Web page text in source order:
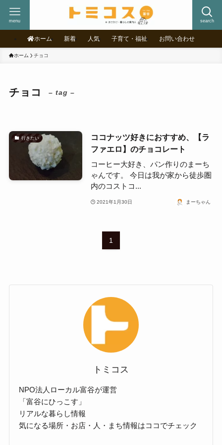
search
menu
ホーム 新着 人気 子育て・福祉 お問い合わせ
ホーム チョコ
チョコ – tag –
行きたい
ココナッツ好きにおすすめ、【ラ
ファエロ】のチョコレート
コーヒー大好き、パン作りのまーち
ゃんです。 今日は我が家から徒歩圏
内のコストコ...
2021年1月30日 まーちゃん
1
トミコス
NPO法人ローカル富谷が運営
「富谷にひっこす」
リアルな暮らし情報
気になる場所・お店・人・まち情報はココでチェック